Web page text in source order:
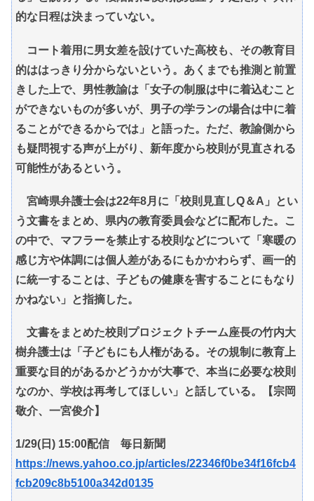
的な日程は決まっていない。
コート着用に男女差を設けていた高校も、その教育目
的ははっきり分からないという。あくまでも推測と前置
きした上で、男性教諭は「女子の制服は中に着込むこと
ができないものが多いが、男子の学ランの場合は中に着
ることができるからでは」と語った。ただ、教諭側から
も疑問視する声が上がり、新年度から校則が見直される
可能性があるという。
宮崎県弁護士会は22年8月に「校則見直しQ＆A」とい
う文書をまとめ、県内の教育委員会などに配布した。こ
の中で、マフラーを禁止する校則などについて「寒暖の
感じ方や体調には個人差があるにもかかわらず、画一的
に統一することは、子どもの健康を害することにもなり
かねない」と指摘した。
文書をまとめた校則プロジェクトチーム座長の竹内大
樹弁護士は「子どもにも人権がある。その規制に教育上
重要な目的があるかどうかが大事で、本当に必要な校則
なのか、学校は再考してほしい」と話している。【宗岡
敬介、一宮俊介】
1/29(日) 15:00配信 毎日新聞
https://news.yahoo.co.jp/articles/22346f0be34f16fcb4
fcb209c8b5100a342d0135